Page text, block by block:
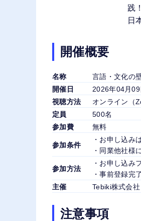
践
日
開催概要
名称
言語・文化の
開催日
2026年04月
視聴方法
オンライン（
定員
500名
参加費
無料
参加条件
・お申し込み
・同業他社様
参加方法
・お申し込み
・事前登録完
主催
Tebiki株式会社
注意事項